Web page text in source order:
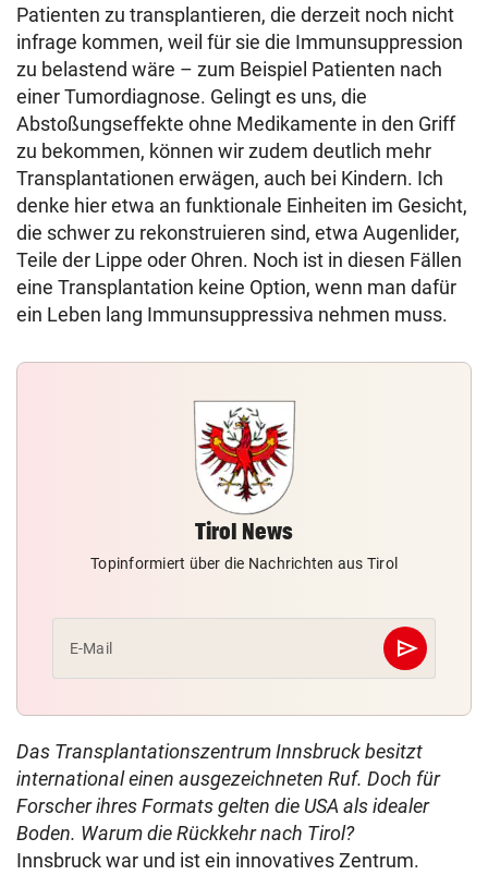
Patienten zu transplantieren, die derzeit noch nicht
infrage kommen, weil für sie die Immunsuppression
zu belastend wäre – zum Beispiel Patienten nach
einer Tumordiagnose. Gelingt es uns, die
Abstoßungseffekte ohne Medikamente in den Griff
zu bekommen, können wir zudem deutlich mehr
Transplantationen erwägen, auch bei Kindern. Ich
denke hier etwa an funktionale Einheiten im Gesicht,
die schwer zu rekonstruieren sind, etwa Augenlider,
Teile der Lippe oder Ohren. Noch ist in diesen Fällen
eine Transplantation keine Option, wenn man dafür
ein Leben lang Immunsuppressiva nehmen muss.
Tirol News
Topinformiert über die Nachrichten aus Tirol
E-Mail send
Abschicken
Das Transplantationszentrum Innsbruck besitzt
international einen ausgezeichneten Ruf. Doch für
Forscher ihres Formats gelten die USA als idealer
Boden. Warum die Rückkehr nach Tirol?
Innsbruck war und ist ein innovatives Zentrum.